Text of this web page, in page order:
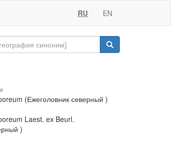
RU EN
(Ежеголовник северный )
Laest. ex Beurl.
)